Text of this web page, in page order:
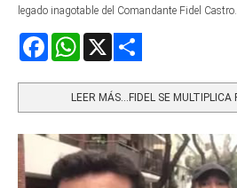
legado inagotable del Comandante Fidel Castro.
FacebookWhatsApp
LEER MÁS…FIDEL SE MULTIPLICA